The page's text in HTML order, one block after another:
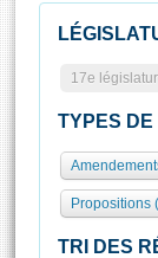
Présidence
577
Groupes
Séance
Europe et
Rôle et
Présidence
Visiter
Visite
Assister à
17e
TYPES DE
Propositions
TRI DES